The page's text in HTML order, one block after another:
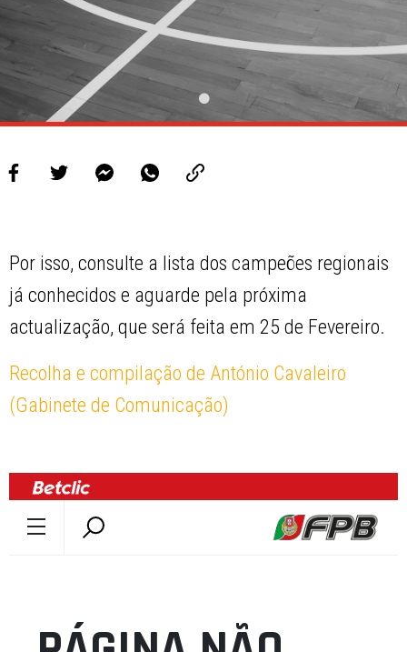
Por isso, consulte a lista dos campeões regionais
já conhecidos e aguarde pela próxima
actualização, que será feita em 25 de Fevereiro.
Recolha e compilação de António Cavaleiro
(Gabinete de Comunicação)